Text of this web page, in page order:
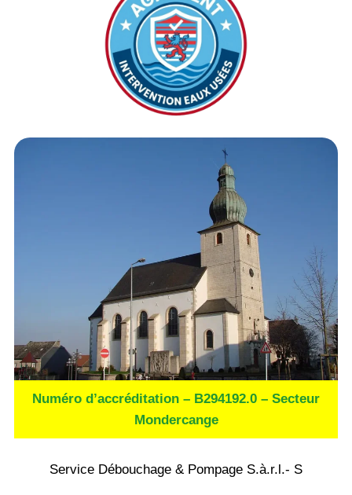
Numéro d’accréditation – B294192.0 – Secteur
Mondercange
Service Débouchage & Pompage S.à.r.l.- S